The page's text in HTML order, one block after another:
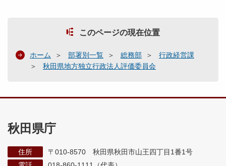
このページの現在位置
ホーム 部署別一覧 総務部
行政経営課
秋田県地方独立行政法人評価委員会
秋田県庁
住所
〒010-8570 秋田県秋田市山王四丁目1番1号